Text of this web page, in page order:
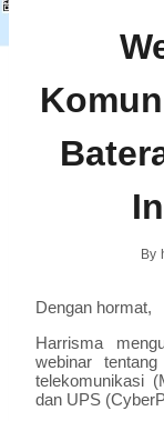
By
Dengan hormat,
Harrisma
webinar
telekomunikasi
dan UPS